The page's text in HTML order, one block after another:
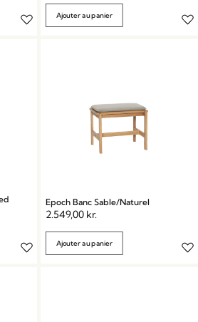
Ajouter au panier
Epoch Banc Sable/Naturel
2.549,00 kr.
Ajouter au panier